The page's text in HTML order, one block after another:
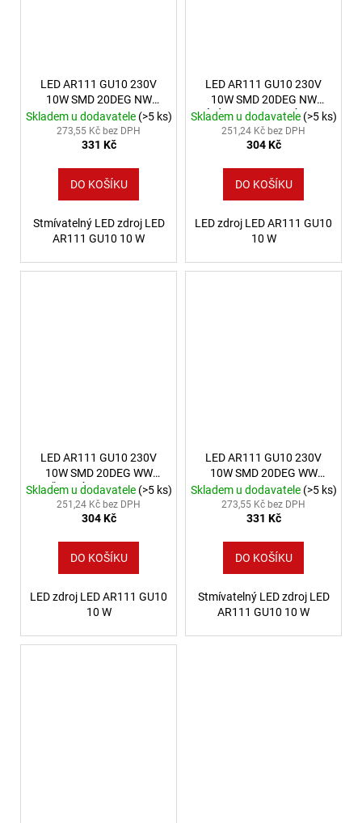
LED AR111 GU10 230V
10W SMD 20DEG NW
stmívatelná bílá spektrum
Skladem u dodavatele (>5 ks)
273,55 Kč bez DPH
331 Kč
DO KOŠÍKU
Stmívatelný LED zdroj LED
AR111 GU10 10 W
LED AR111 GU10 230V
10W SMD 20DEG NW
BÍLÉ SPEKTRUM ZÁRUKA
5 LET
Skladem u dodavatele (>5 ks)
251,24 Kč bez DPH
304 Kč
DO KOŠÍKU
LED zdroj LED AR111 GU10
10 W
LED AR111 GU10 230V
10W SMD 20DEG WW
ČERNÁ SPEKTRUM
ZÁRUKA 5 LET
Skladem u dodavatele (>5 ks)
251,24 Kč bez DPH
304 Kč
DO KOŠÍKU
LED zdroj LED AR111 GU10
10 W
LED AR111 GU10 230V
10W SMD 20DEG WW
stmívatelná bílá
Skladem u dodavatele (>5 ks)
273,55 Kč bez DPH
331 Kč
DO KOŠÍKU
Stmívatelný LED zdroj LED
AR111 GU10 10 W